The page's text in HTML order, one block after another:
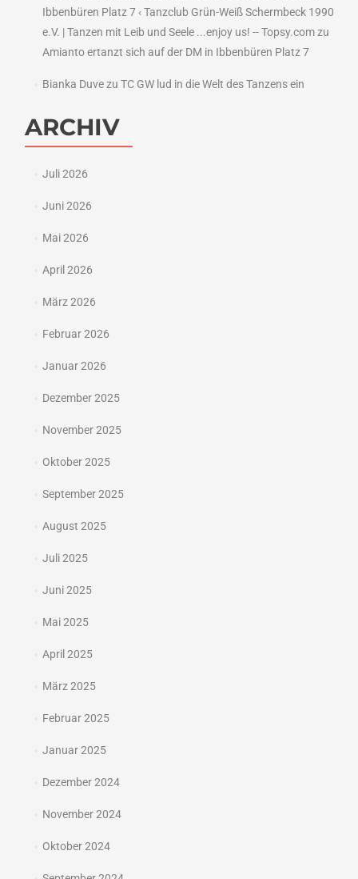
Ibbenbüren Platz 7 ‹ Tanzclub Grün-Weiß Schermbeck 1990
e.V. | Tanzen mit Leib und Seele ...enjoy us! -- Topsy.comzu
Amianto ertanzt sich auf der DM in Ibbenbüren Platz 7
Bianka Duvezu TC GW lud in die Welt des Tanzens ein
ARCHIV
Juli 2026
Juni 2026
Mai 2026
April 2026
März 2026
Februar 2026
Januar 2026
Dezember 2025
November 2025
Oktober 2025
September 2025
August 2025
Juli 2025
Juni 2025
Mai 2025
April 2025
März 2025
Februar 2025
Januar 2025
Dezember 2024
November 2024
Oktober 2024